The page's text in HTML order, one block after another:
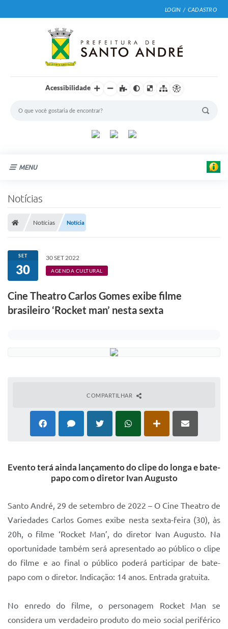
LOGIN / CADASTRO
Acessibilidade
MENU
Portal de Serviços
Transparência
Ônibus
Consultar Processos
Contas Públicas
Fale Conosco
FAQ - Perguntas Frequentes
IPTU 2025
Lei de acesso à informação
Mobilidade Urbana Sustentável
Parque Escola
Notícias
Notícias Notícia
SET
30
30 SET 2022
AGENDA CULTURAL
Cine Theatro Carlos Gomes exibe filme
brasileiro ‘Rocket man’ nesta sexta
COMPARTILHAR
Evento terá ainda lançamento do clipe do longa e bate-
papo com o diretor Ivan Augusto
Santo André, 29 de setembro de 2022 – O Cine Theatro de
Variedades Carlos Gomes exibe nesta sexta-feira (30), às
20h, o filme ‘Rocket Man’, do diretor Ivan Augusto. Na
oportunidade também será apresentado ao público o clipe
do filme e ao final o público poderá participar de bate-
papo com o diretor. Indicação: 14 anos. Entrada gratuita.
No enredo do filme, o personagem Rocket Man se
considera um verdadeiro produto do meio social periférico